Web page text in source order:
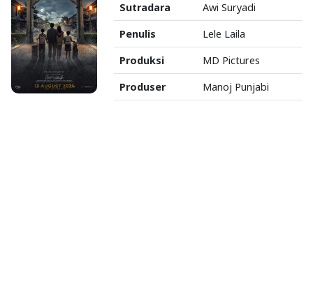
Sutradara
Awi Suryadi
Penulis
Lele Laila
Produksi
MD Pictures
Produser
Manoj Punjabi